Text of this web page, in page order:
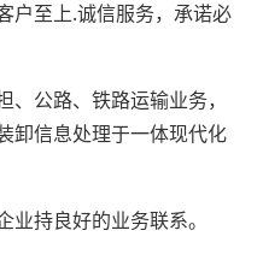
户至上.诚信服务，承诺必
公路、铁路运输业务，
卸信息处理于一体现代化
持良好的业务联系。